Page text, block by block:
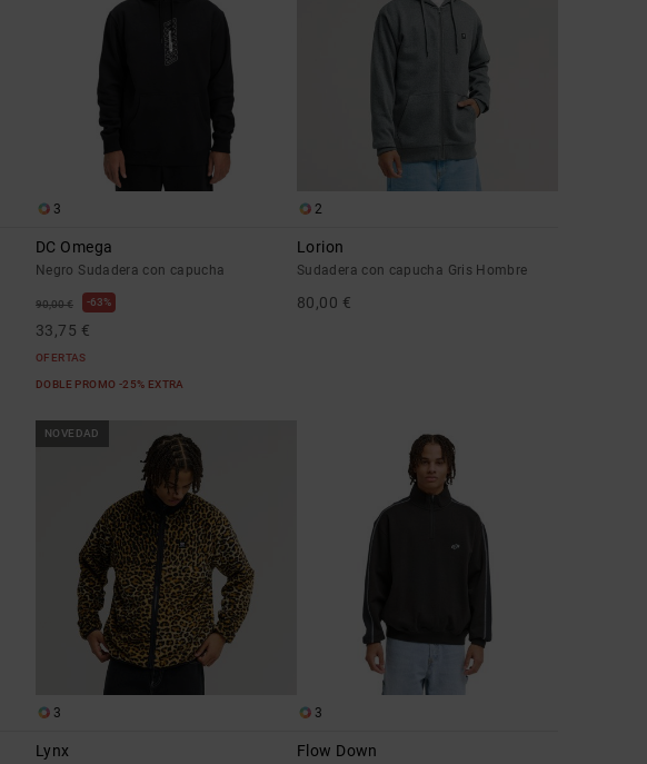
3
DC Omega
Negro Sudadera con capucha
90,00 € 63%
33,75 €
OFERTAS
DOBLE PROMO -25% EXTRA
2
Lorion
Sudadera con capucha Gris Hombre
80,00 €
NOVEDAD
3
Lynx
3
Flow Down